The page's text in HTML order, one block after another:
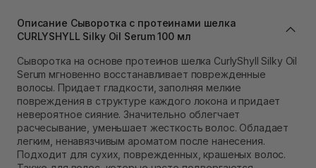
Самовывоз г. Львов ул. Степана Бандеры 43
В наличии
Самовывоз г. Ровно, ул. Кулика и Гудачека 23 (ТЦ
Экватор)
Описание Сыворотка с протеинами шелка
CURLYSHYLL Silky Oil Serum 100 мл
Сыворотка на основе протеинов шелка CurlyShyll Silky Oil
Serum мгновенно восстанавливает поврежденные
волосы. Придает гладкости, заполняя мелкие
повреждения в структуре каждого локона и придает
невероятное сияние. Значительно облегчает
расчесывание, уменьшает жесткость волос. Обладает
легким, ненавязчивым ароматом после нанесения.
Подходит для сухих, поврежденных, крашеных волос.